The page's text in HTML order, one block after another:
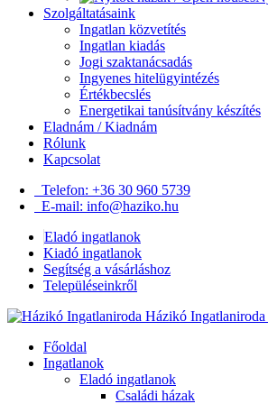
Szolgáltatásaink
Ingatlan közvetítés
Ingatlan kiadás
Jogi szaktanácsadás
Ingyenes hitelügyintézés
Értékbecslés
Energetikai tanúsítvány készítés
Eladnám / Kiadnám
Rólunk
Kapcsolat
Telefon: +36 30 960 5739
E-mail: info@haziko.hu
Eladó ingatlanok
Kiadó ingatlanok
Segítség a vásárláshoz
Településeinkről
Házikó Ingatlaniroda
Főoldal
Ingatlanok
Eladó ingatlanok
Családi házak